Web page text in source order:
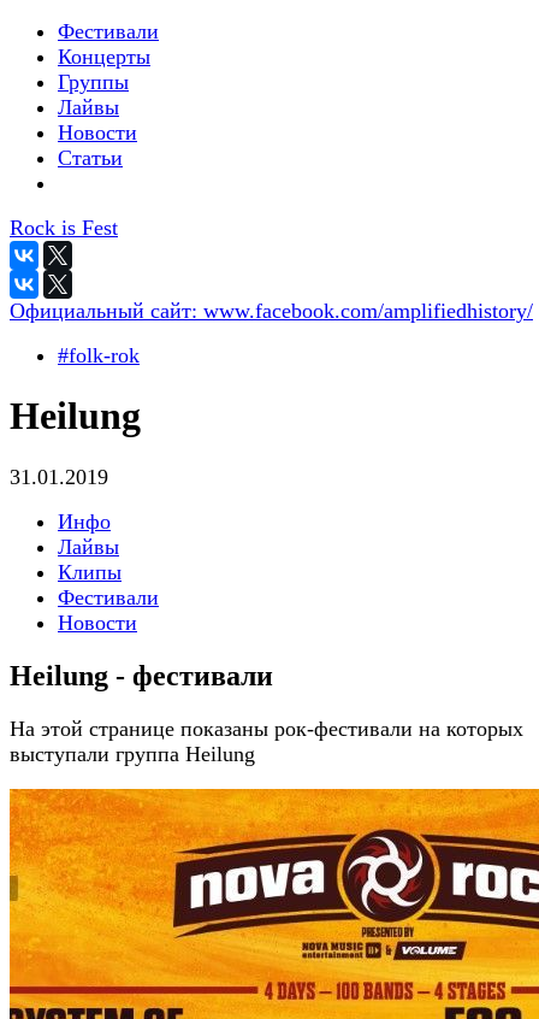
Фестивали
Концерты
Группы
Лайвы
Новости
Статьи
Rock is Fest
Официальный сайт: www.facebook.com/amplifiedhistory/
#folk-rok
Heilung
31.01.2019
Инфо
Лайвы
Клипы
Фестивали
Новости
Heilung - фестивали
На этой странице показаны рок-фестивали на которых
выступали группа Heilung